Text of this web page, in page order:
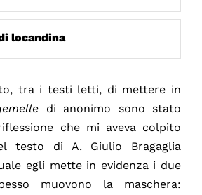
locandina
tra i testi letti, di mettere in
di anonimo sono stato
che mi aveva colpito
testo di A. Giulio Bragaglia
egli mette in evidenza i due
muovono la maschera: